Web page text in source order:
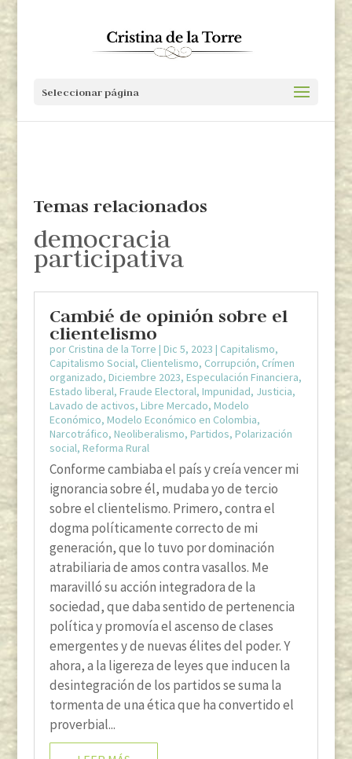
Seleccionar página
Temas relacionados
democracia
participativa
Cambié de opinión sobre el
clientelismo
por Cristina de la Torre | Dic 5, 2023 | Capitalismo,
Capitalismo Social, Clientelismo, Corrupción, Crímen
organizado, Diciembre 2023, Especulación Financiera,
Estado liberal, Fraude Electoral, Impunidad, Justicia,
Lavado de activos, Libre Mercado, Modelo
Económico, Modelo Económico en Colombia,
Narcotráfico, Neoliberalismo, Partidos, Polarización
social, Reforma Rural
Conforme cambiaba el país y creía vencer mi
ignorancia sobre él, mudaba yo de tercio
sobre el clientelismo. Primero, contra el
dogma políticamente correcto de mi
generación, que lo tuvo por dominación
atrabiliaria de amos contra vasallos. Me
maravilló su acción integradora de la
sociedad, que daba sentido de pertenencia
política y promovía el ascenso de clases
emergentes y de nuevas élites del poder. Y
ahora, a la ligereza de leyes que inducen la
desintegración de los partidos se suma la
tormenta de una ética que ha convertido el
proverbial...